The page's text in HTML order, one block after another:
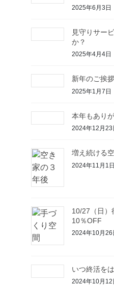
2025年6月3日
見守りサー
か？
2025年4月4日
新年のご挨拶
2025年1月7日
本年もあり
2024年12月23
増え続ける
2024年11月1日
10/27（日）
10％OFF
2024年10月26
いつ終活を
2024年10月12